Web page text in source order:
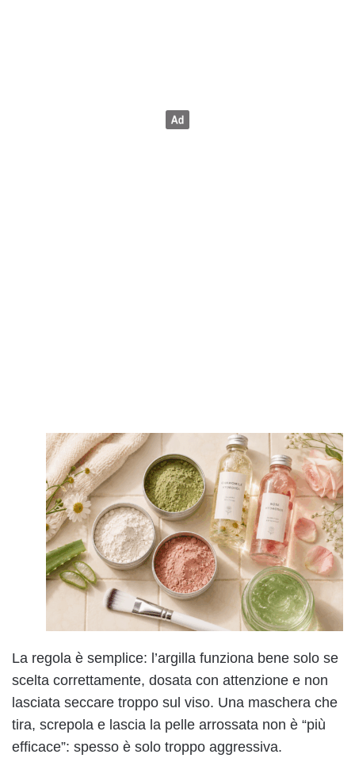
La regola è semplice: l’argilla funziona bene solo se
scelta correttamente, dosata con attenzione e non
lasciata seccare troppo sul viso. Una maschera che
tira, screpola e lascia la pelle arrossata non è “più
efficace”: spesso è solo troppo aggressiva.